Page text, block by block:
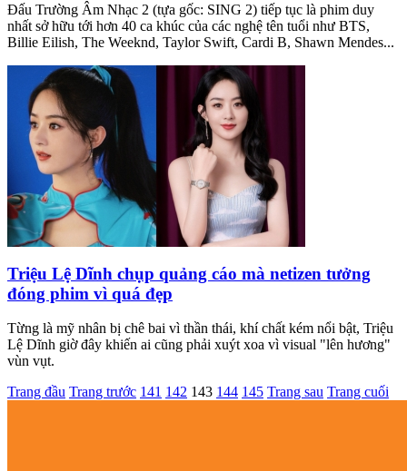
Đấu Trường Âm Nhạc 2 (tựa gốc: SING 2) tiếp tục là phim duy
nhất sở hữu tới hơn 40 ca khúc của các nghệ tên tuổi như BTS,
Billie Eilish, The Weeknd, Taylor Swift, Cardi B, Shawn Mendes...
Triệu Lệ Dĩnh chụp quảng cáo mà netizen tưởng
đóng phim vì quá đẹp
Từng là mỹ nhân bị chê bai vì thần thái, khí chất kém nổi bật, Triệu
Lệ Dĩnh giờ đây khiến ai cũng phải xuýt xoa vì visual "lên hương"
vùn vụt.
Trang đầu Trang trước 141 142 143 144 145 Trang sau Trang cuối